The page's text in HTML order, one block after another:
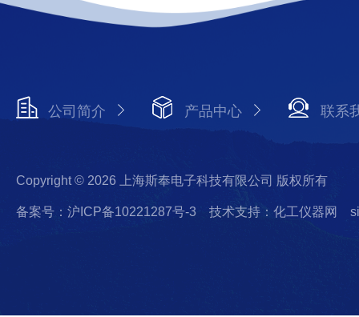
公司简介 产品中心 联系
Copyright © 2026 上海斯奉电子科技有限公司 版权所有
备案号：沪ICP备10221287号-3 技术支持：化工仪器网